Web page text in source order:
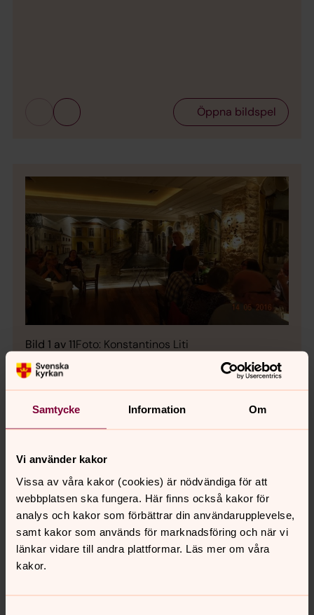
Samtycke Information Om
Vi använder kakor
Vissa av våra kakor (cookies) är nödvändiga för att
webbplatsen ska fungera. Här finns också kakor för
analys och kakor som förbättrar din användarupplevelse,
samt kakor som används för marknadsföring och när vi
länkar vidare till andra plattformar. Läs mer om våra
kakor.
Öppna bildspel
Bild 1 av 11Foto: Konstantinos Liti
Öppna bildspel